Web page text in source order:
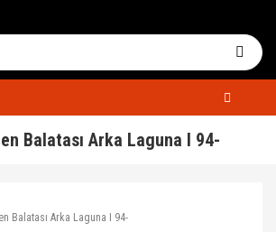
Balatası Arka Laguna I 94-